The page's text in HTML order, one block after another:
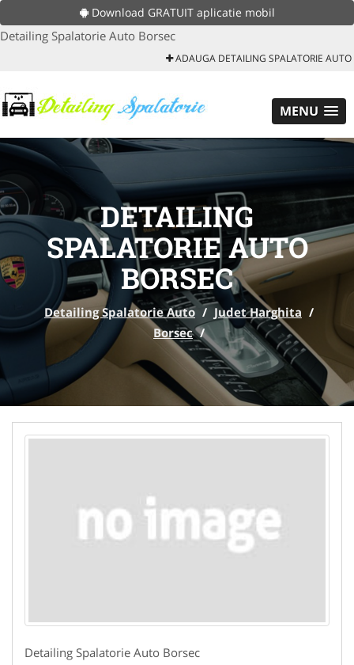
Download GRATUIT aplicatie mobil
Detailing Spalatorie Auto Borsec
ADAUGA DETAILING SPALATORIE AUTO
MENU
DETAILING
SPALATORIE AUTO
BORSEC
Detailing Spalatorie Auto / Judet Harghita /
Borsec /
Detailing Spalatorie Auto Borsec